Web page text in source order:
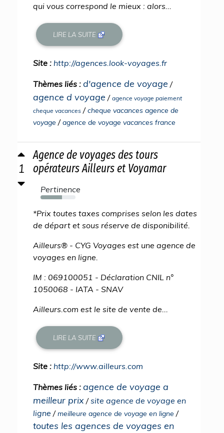
qui vous correspond le mieux : alors...
LIRE LA SUITE
Site : http://agences.look-voyages.fr
Thèmes liés : d'agence de voyage /
agence d voyage / agence voyage paiement
cheque vacances /cheque vacances agence de
voyage /agence de voyage vacances france
1
Agence de voyages des tours
opérateurs Ailleurs et Voyamar
Pertinence
61%
*Prix toutes taxes comprises selon les dates
de départ et sous réserve de disponibilité.
Ailleurs® - CYG Voyages est une agence de
voyages en ligne.
IM : 069100051 - Déclaration CNIL n°
1050068 - IATA - SNAV
Ailleurs.com est le site de vente de...
LIRE LA SUITE
Site : http://www.ailleurs.com
Thèmes liés : agence de voyage a
meilleur prix /site agence de voyage en
ligne /meilleure agence de voyage en ligne /
toutes les agences de voyages en